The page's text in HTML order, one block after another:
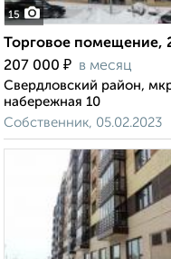
15
Торговое помещение,
207 000 ₽ в месяц
Свердловский район,
набережная 10
Собственник, 05.02.2023